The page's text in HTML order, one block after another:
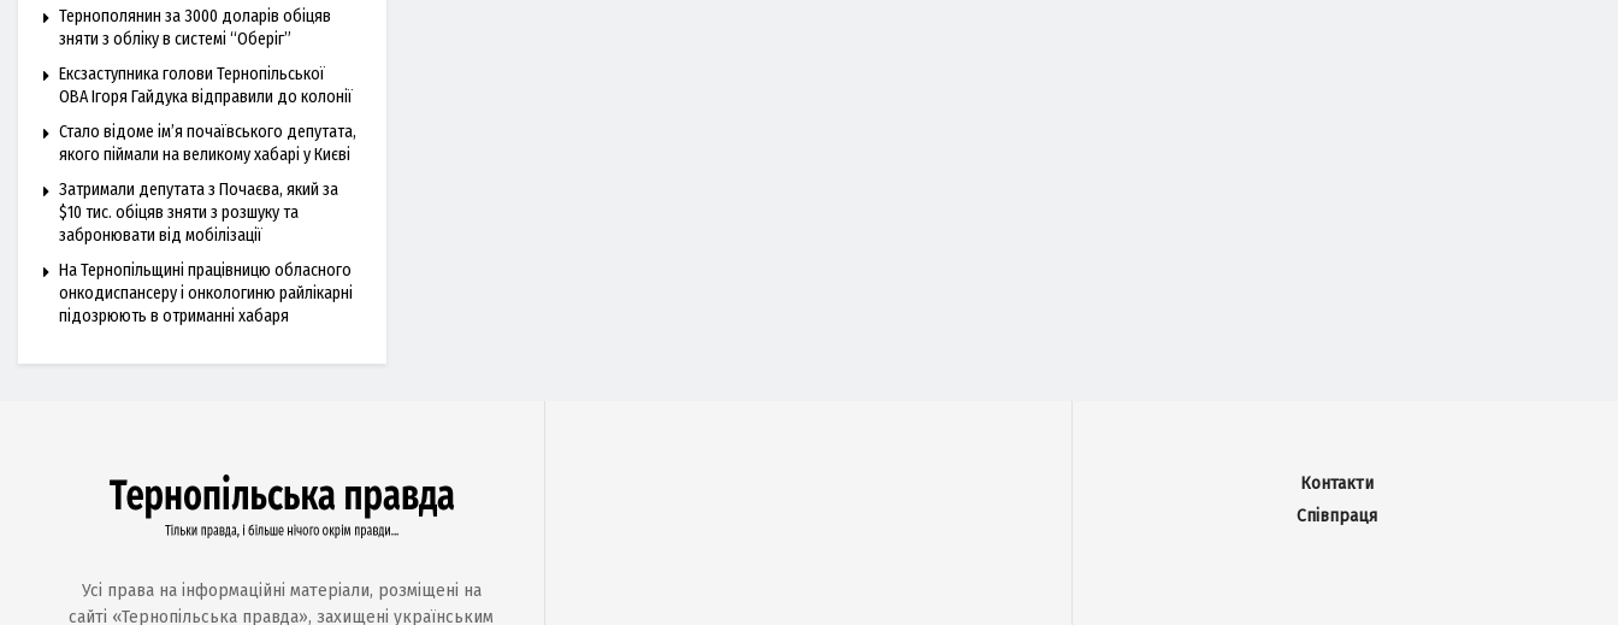
Тернополянин за 3000 доларів обіцяв
зняти з обліку в системі “Оберіг”
Ексзаступника голови Тернопільської
ОВА Ігоря Гайдука відправили до колонії
Стало відоме ім’я почаївського депутата,
якого піймали на великому хабарі у Києві
Затримали депутата з Почаєва, який за
$10 тис. обіцяв зняти з розшуку та
забронювати від мобілізації
На Тернопільщині працівницю обласного
онкодиспансеру і онкологиню райлікарні
підозрюють в отриманні хабаря
Усі права на інформаційні матеріали, розміщені на
сайті «Тернопільська правда», захищені українським
Контакти
Співпраця